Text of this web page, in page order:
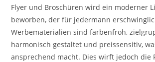
Flyer und Broschüren wird ein moderner
beworben, der für jedermann
Werbematerialien sind farbenfroh,
harmonisch gestaltet und preissensitiv,
ansprechend macht. Dies wirft jedoch die